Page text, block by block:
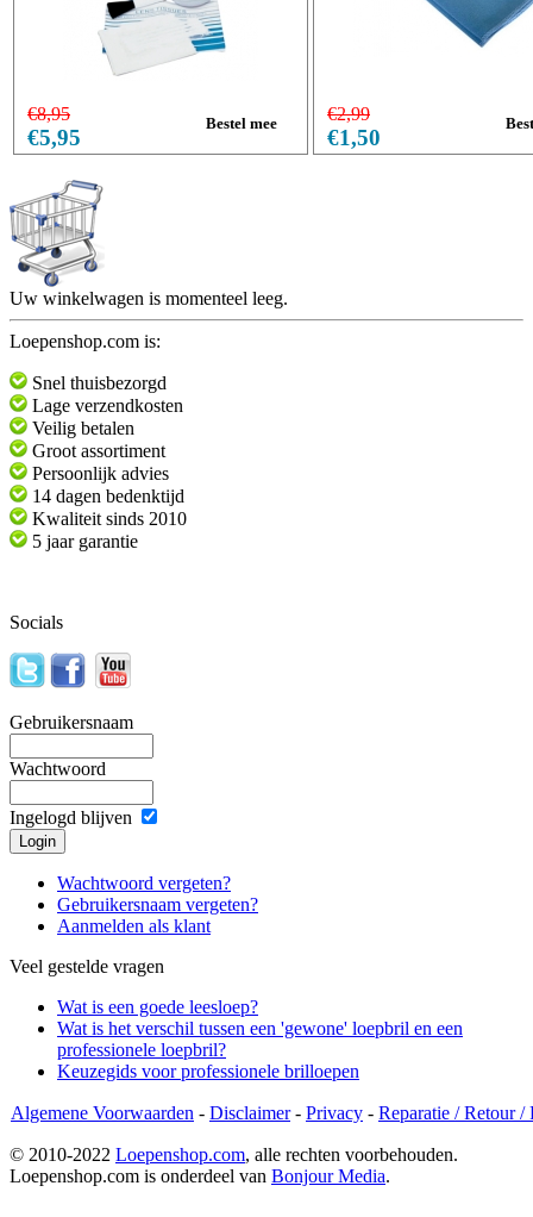
€8,95
€5,95
€2,99
€1,50
Uw winkelwagen is momenteel leeg.
Loepenshop.com is:
Snel thuisbezorgd
Lage verzendkosten
Veilig betalen
Groot assortiment
Persoonlijk advies
14 dagen bedenktijd
Kwaliteit sinds 2010
5 jaar garantie
Socials
Gebruikersnaam
Wachtwoord
Ingelogd blijven
Wachtwoord vergeten?
Gebruikersnaam vergeten?
Aanmelden als klant
Veel gestelde vragen
Wat is een goede leesloep?
Wat is het verschil tussen een 'gewone' loepbril en een
professionele loepbril?
Keuzegids voor professionele brilloepen
Algemene Voorwaarden - Disclaimer- Privacy - Reparatie / Retour /
© 2010-2022 Loepenshop.com, alle rechten voorbehouden.
Loepenshop.com is onderdeel van Bonjour Media.